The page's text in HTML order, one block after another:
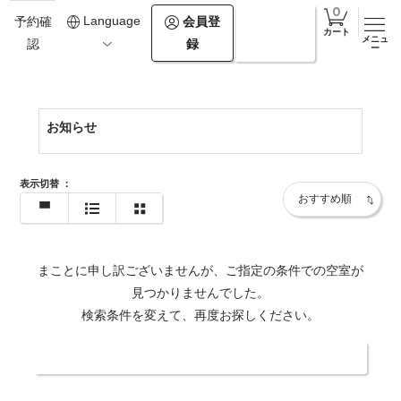
予約確
認
Language
会員登
録
カート
メニュ
ー
0257584141
https://www.belnatio.com/
お知らせ
表示切替 ：
まことに申し訳ございませんが、ご指定の条件での空室が
見つかりませんでした。
検索条件を変えて、再度お探しください。